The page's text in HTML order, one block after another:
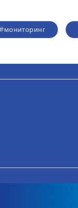
#мониторинг